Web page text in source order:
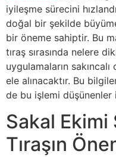
iyileşme sürecini
doğal bir şekilde
bir öneme sahiptir. Bu
tıraş sırasında nelere
uygulamaların
ele alınacaktır. Bu
de bu işlemi düşünenler
Sakal Ekimi
Tıraşın